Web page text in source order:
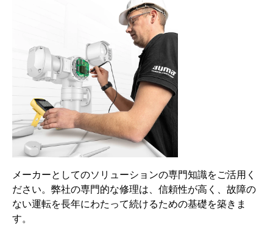
メーカーとしてのソリューションの専門知識をご活用く
ださい。弊社の専門的な修理は、信頼性が高く、故障の
ない運転を長年にわたって続けるための基礎を築きま
す。